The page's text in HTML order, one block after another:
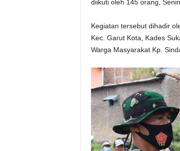
diikuti oleh 145 orang,
Kegiatan tersebut dihadir
Kec. Garut Kota, Kades
Warga Masyarakat Kp.